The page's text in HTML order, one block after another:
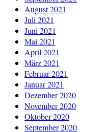
August 2021
Juli 2021
Juni 2021
Mai 2021
April 2021
März 2021
Februar 2021
Januar 2021
Dezember 2020
November 2020
Oktober 2020
September 2020